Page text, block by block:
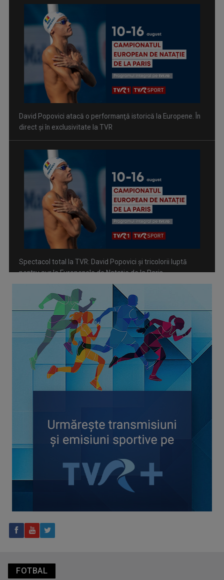
David Popovici atacă o performanţă istorică la Europene. În
direct şi în exclusivitate la TVR
Spectacol total la TVR: David Popovici și tricolorii luptă
pentru aur la Europenele de Natație de la Paris
CONCACAF respinge planul FIFA de privatizare parțială a
Tenis internațional la Târgu Mureș! TVR Sport transmite
FOTBAL